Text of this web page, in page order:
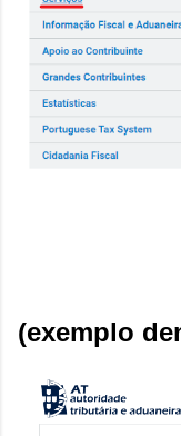
(exemplo